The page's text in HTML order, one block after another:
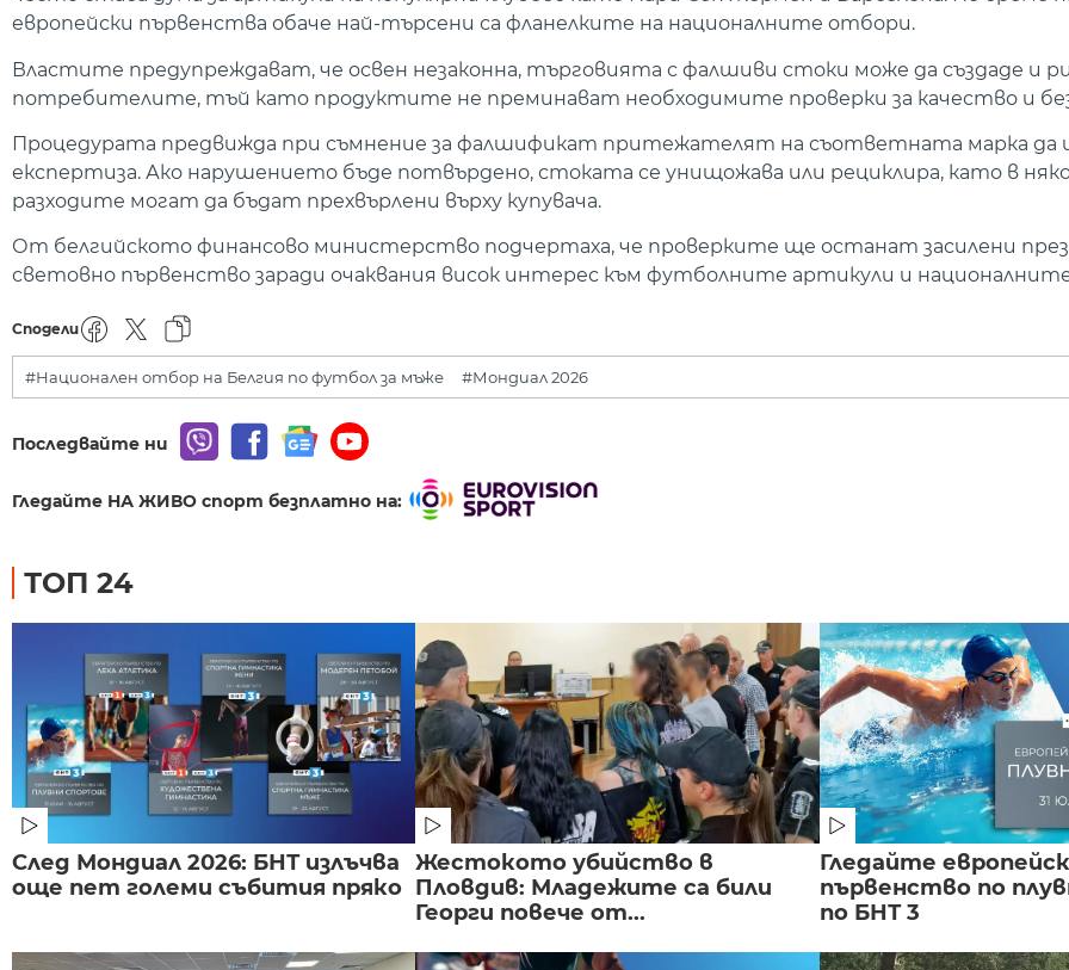
европейски първенства обаче най-търсени са фланелките на националните отбори.
Властите предупреждават, че освен незаконна, търговията с фалшиви стоки може да създаде и
потребителите, тъй като продуктите не преминават необходимите проверки за качество и
Процедурата предвижда при съмнение за фалшификат притежателят на съответната марка да
експертиза. Ако нарушението бъде потвърдено, стоката се унищожава или рециклира, като в
разходите могат да бъдат прехвърлени върху купувача.
От белгийското финансово министерство подчертаха, че проверките ще останат засилени
световно първенство заради очаквания висок интерес към футболните артикули и
Сподели
#Национален отбор на Белгия по футбол за мъже #Мондиал 2026
Последвайте ни
Гледайте НА ЖИВО спорт безплатно на:
ТОП 24
След Мондиал 2026: БНТ излъчва
още пет големи събития пряко
Жестокото убийство в
Пловдив: Младежите са били
Георги повече от...
Гледайте
първенство по
по БНТ 3